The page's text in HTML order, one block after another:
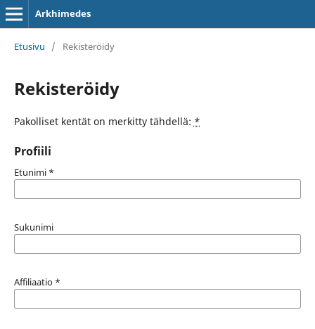
Arkhimedes
Etusivu / Rekisteröidy
Rekisteröidy
Pakolliset kentät on merkitty tähdellä: *
Profiili
Etunimi *
Sukunimi
Affiliaatio *